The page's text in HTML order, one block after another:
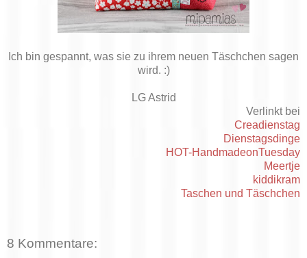
Ich bin gespannt, was sie zu ihrem neuen Täschchen sagen
wird. :)
LG Astrid
Verlinkt bei
Creadienstag
Dienstagsdinge
HOT-HandmadeonTuesday
Meertje
kiddikram
Taschen und Täschchen
8 Kommentare: